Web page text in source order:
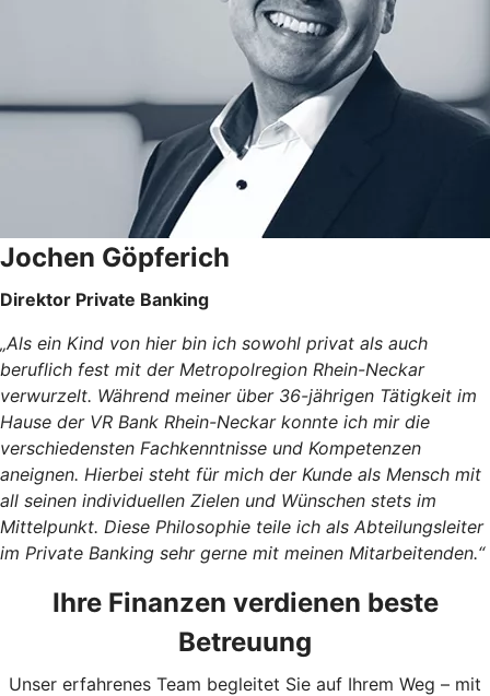
Jochen Göpferich
Direktor Private Banking
„Als ein Kind von hier bin ich sowohl privat als auch
beruflich fest mit der Metropolregion Rhein-Neckar
verwurzelt. Während meiner über 36-jährigen Tätigkeit im
Hause der VR Bank Rhein-Neckar konnte ich mir die
verschiedensten Fachkenntnisse und Kompetenzen
aneignen. Hierbei steht für mich der Kunde als Mensch mit
all seinen individuellen Zielen und Wünschen stets im
Mittelpunkt. Diese Philosophie teile ich als Abteilungsleiter
im Private Banking sehr gerne mit meinen Mitarbeitenden.“
Ihre Finanzen verdienen beste
Betreuung
Unser erfahrenes Team begleitet Sie auf Ihrem Weg – mit